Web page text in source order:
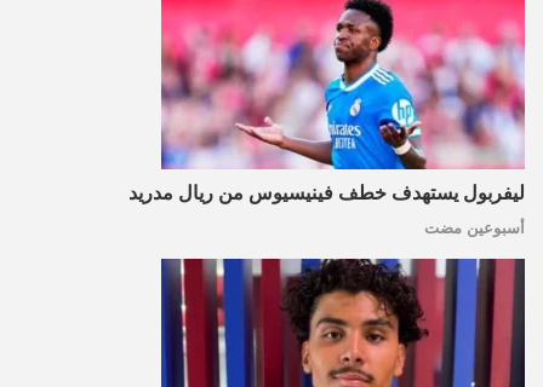
ليفربول يستهدف خطف فينيسيوس من ريال مدريد
أسبوعين مضت